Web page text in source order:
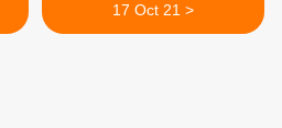
17 Oct 21 >